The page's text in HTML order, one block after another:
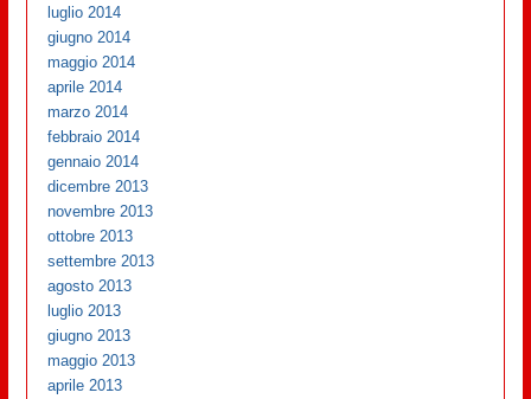
luglio 2014
giugno 2014
maggio 2014
aprile 2014
marzo 2014
febbraio 2014
gennaio 2014
dicembre 2013
novembre 2013
ottobre 2013
settembre 2013
agosto 2013
luglio 2013
giugno 2013
maggio 2013
aprile 2013